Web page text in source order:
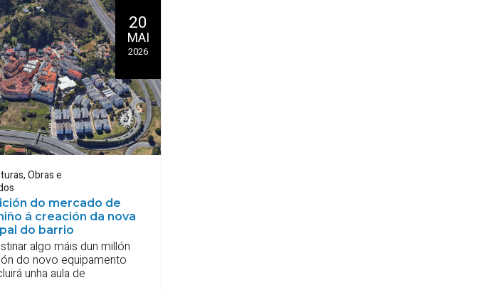
,Obras e
do mercado de
á creación da nova
do barrio
20
MAI
2026
algo máis dun millón
do novo equipamento
unha aula de